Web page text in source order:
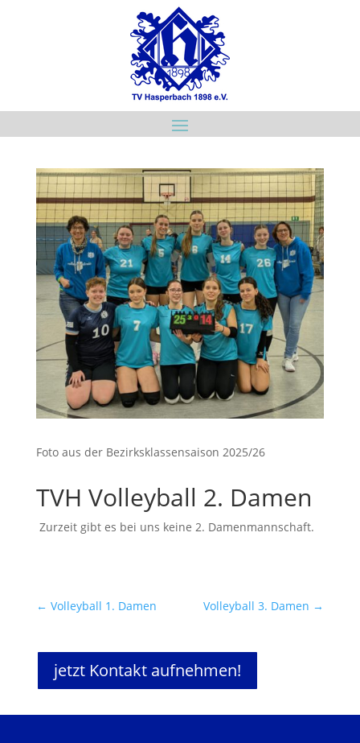
Foto aus der Bezirksklassensaison 2025/26
TVH Volleyball 2. Damen
Zurzeit gibt es bei uns keine 2. Damenmannschaft.
← Volleyball 1. Damen Volleyball 3. Damen →
jetzt Kontakt aufnehmen!